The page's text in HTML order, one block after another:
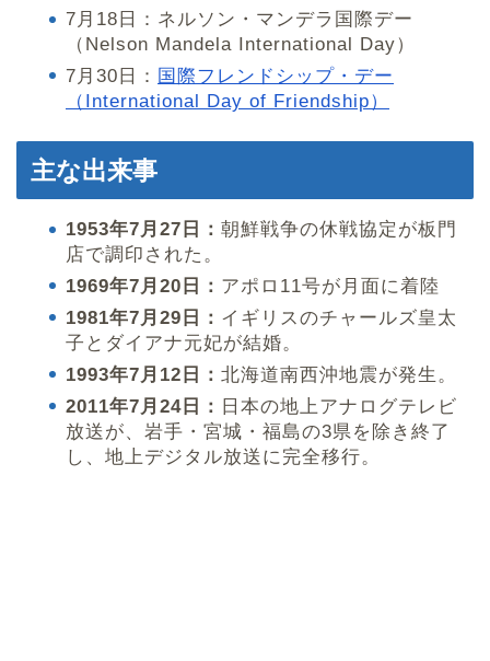
7月18日：ネルソン・マンデラ国際デー
（Nelson Mandela International Day）
7月30日： 国際フレンドシップ・デー
（International Day of Friendship）
主な出来事
1953年7月27日： 朝鮮戦争の休戦協定が板門
店で調印された。
1969年7月20日： アポロ11号が月面に着陸
1981年7月29日： イギリスのチャールズ皇太
子とダイアナ元妃が結婚。
1993年7月12日： 北海道南西沖地震が発生。
2011年7月24日： 日本の地上アナログテレビ
放送が、岩手・宮城・福島の3県を除き終了
し、地上デジタル放送に完全移行。